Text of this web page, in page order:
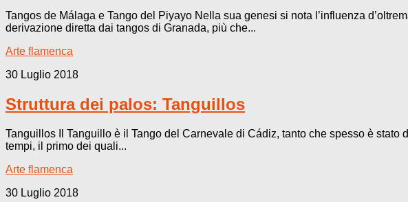
Tangos de Málaga e Tango del Piyayo Nella sua genesi si nota l’influenza
derivazione diretta dai tangos di Granada, più che...
Arte flamenca
30 Luglio 2018
Struttura dei palos: Tanguillos
Tanguillos Il Tanguillo è il Tango del Carnevale di Cádiz, tanto che spesso è
tempi, il primo dei quali...
Arte flamenca
30 Luglio 2018